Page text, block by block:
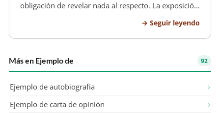
obligación de revelar nada al respecto. La exposición
con otras palabras, dos líneas rectas que se topan en
una ocasión n…
Seguir leyendo
Más en Ejemplo de 92
Ejemplo de autobiografia
Ejemplo de carta de opinión